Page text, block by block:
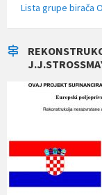
Lista grupe birača